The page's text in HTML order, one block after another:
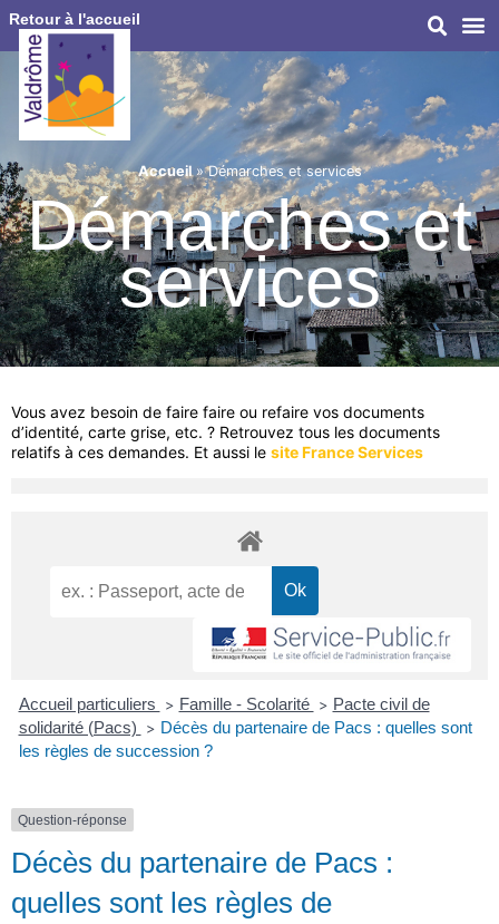
Retour à l'accueil
Accueil»Démarches et services
Démarches et
services
Vous avez besoin de faire faire ou refaire vos documents
d’identité, carte grise, etc. ? Retrouvez tous les documents
relatifs à ces demandes. Et aussi le site France Services
Accueil particuliers > Famille - Scolarité > Pacte civil de
solidarité (Pacs)
> Décès du partenaire de Pacs : quelles sont
les règles de succession ?
Question-réponse
Décès du partenaire de Pacs :
quelles sont les règles de